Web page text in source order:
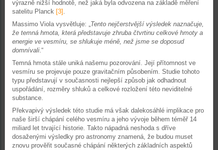
výrazně nižší hodnotě, než jaká byla odvozena na základě měření
satelitu Planck [3] .
Massimo Viola vysvětluje: „Tento nejčerstvější výsledek naznačuje,
že temná hmota, která představuje zhruba čtvrtinu celkové hmoty a
energie ve vesmíru, se shlukuje méně, než jsme se doposud
domnívali.“
Temná hmota stále uniká našemu pozorování. Její přítomnost ve
vesmíru se projevuje pouze gravitačním působením. Studie tohoto
typu představují v současnosti nejlepší způsob jak odhadnout
uspořádání, rozměry shluků a celkové rozložení této neviditelné
substance.
Překvapivý výsledek této studie má však dalekosáhlé implikace pro
naše širší chápání celého vesmíru a jeho vývoje během téměř 14
miliard let trvající historie. Takto nápadná neshoda s dříve
dosaženými výsledky pro astronomy znamená, že budou muset
znovu prověřit současné chápání některých základních aspektů